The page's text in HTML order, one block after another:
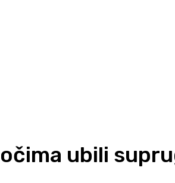
ubili